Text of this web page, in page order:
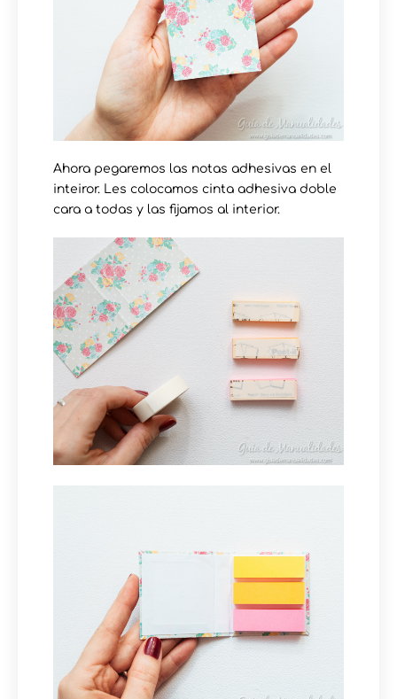
Ahora pegaremos las notas adhesivas en el
inteiror. Les colocamos cinta adhesiva doble
cara a todas y las fijamos al interior.